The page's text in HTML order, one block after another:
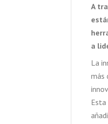
A
a
La
más
Esta